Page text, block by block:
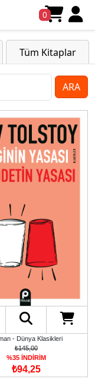
0
Tüm Kitaplar
ARA
- Dünya Klasikleri
₺145,00
%35 İNDİRİM
₺94,25